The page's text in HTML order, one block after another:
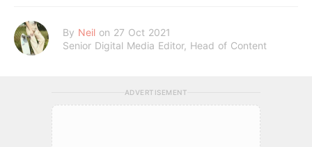
By Neil on 27 Oct 2021
Senior Digital Media Editor, Head of Content
ADVERTISEMENT